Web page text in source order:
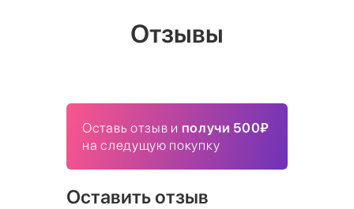
Отзывы
Оставь отзыв и получи 500₽
на следущую покупку
Оставить отзыв